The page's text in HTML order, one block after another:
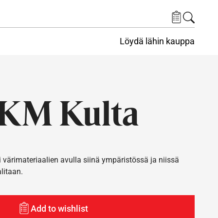
Löydä lähin kauppa
Kulta
avulla siinä ympäristössä ja niissä
Add to wishlist